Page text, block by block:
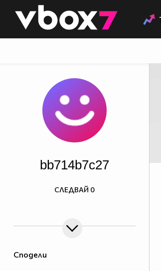
👾
Сподели
bb714b7c27
СЛЕДВАЙ 0